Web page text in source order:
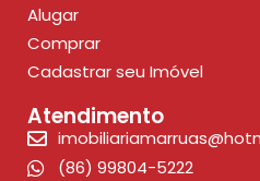
Alugar
Comprar
Cadastrar seu Imóvel
Atendimento
(86) 99804-5222